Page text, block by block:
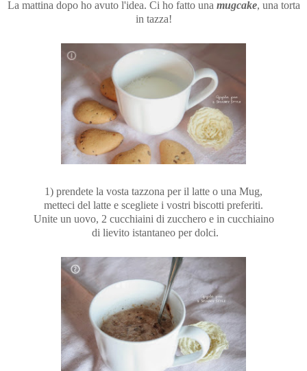
La mattina dopo ho avuto l'idea. Ci ho fatto una mugcake, una torta
in tazza!
1) prendete la vosta tazzona per il latte o una Mug,
metteci del latte e scegliete i vostri biscotti preferiti.
Unite un uovo, 2 cucchiaini di zucchero e in cucchiaino
di lievito istantaneo per dolci.